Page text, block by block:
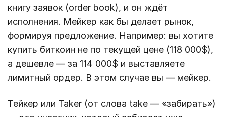
книгу заявок (order book), и он ждёт
исполнения. Мейкер как бы делает рынок,
формируя предложение. Например: вы хотите
купить биткоин не по текущей цене (118 000$),
а дешевле — за 114 000$ и выставляете
лимитный ордер. В этом случае вы — мейкер.
Тейкер или Taker (от слова take — «забирать»)